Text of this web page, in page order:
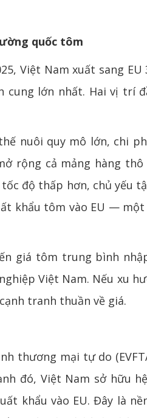
quốc tôm
Việt Nam xuất sang
lớn nhất. Hai vị trí
nuôi quy mô lớn, chi
rộng cả mảng hàng
độ thấp hơn, chủ yếu
khẩu tôm vào EU —
giá tôm trung bình
Việt Nam. Nếu xu
tranh thuần về giá.
thương mại tự do
đó, Việt Nam sở hữu
khẩu vào EU. Đây là